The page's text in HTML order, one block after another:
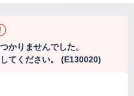
かりませんでした。
てください。 (E130020)